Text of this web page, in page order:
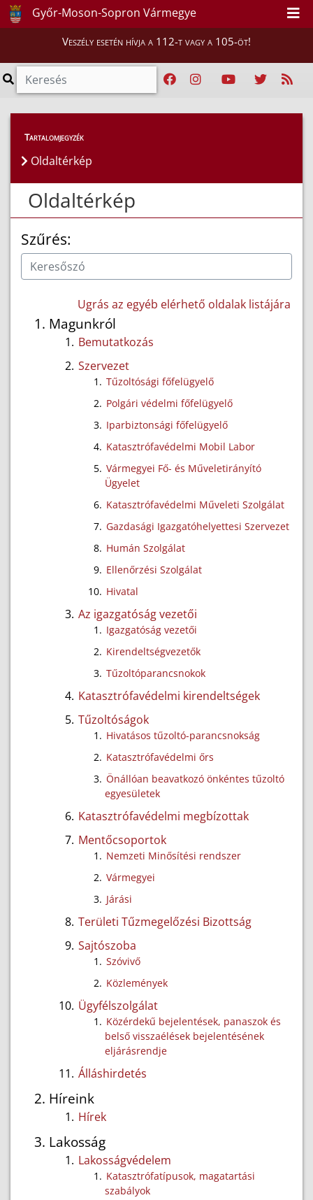
Győr-Moson-Sopron Vármegye
Veszély esetén hívja a 112-t vagy a 105-öt!
Tartalomjegyzék
Oldaltérkép
Oldaltérkép
Szűrés:
Ugrás az egyéb elérhető oldalak listájára
Magunkról
Bemutatkozás
Szervezet
Tűzoltósági főfelügyelő
Polgári védelmi főfelügyelő
Iparbiztonsági főfelügyelő
Katasztrófavédelmi Mobil Labor
Vármegyei Fő- és Műveletirányító
Ügyelet
Katasztrófavédelmi Műveleti Szolgálat
Gazdasági Igazgatóhelyettesi Szervezet
Humán Szolgálat
Ellenőrzési Szolgálat
Hivatal
Az igazgatóság vezetői
Igazgatóság vezetői
Kirendeltségvezetők
Tűzoltóparancsnokok
Katasztrófavédelmi kirendeltségek
Tűzoltóságok
Hivatásos tűzoltó-parancsnokság
Katasztrófavédelmi őrs
Önállóan beavatkozó önkéntes tűzoltó
egyesületek
Katasztrófavédelmi megbízottak
Mentőcsoportok
Nemzeti Minősítési rendszer
Vármegyei
Járási
Területi Tűzmegelőzési Bizottság
Sajtószoba
Szóvivő
Közlemények
Ügyfélszolgálat
Közérdekű bejelentések, panaszok és
belső visszaélések bejelentésének
eljárásrendje
Álláshirdetés
Híreink
Hírek
Lakosság
Lakosságvédelem
Katasztrófatípusok, magatartási
szabályok